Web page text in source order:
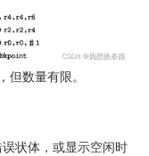
数量有限。
状体，或显示空闲时